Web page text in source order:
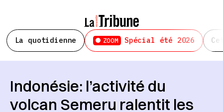
La quotidienne ZOOM Spécial été 2026
Indonésie: l’activité du
volcan Semeru ralentit les